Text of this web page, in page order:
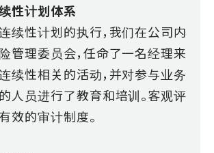
性计划体系
续性计划的执行，我们在公司内
管理委员会，任命了一名经理来
续性相关的活动，并对参与业务
人员进行了教育和培训。客观评
效的审计制度。